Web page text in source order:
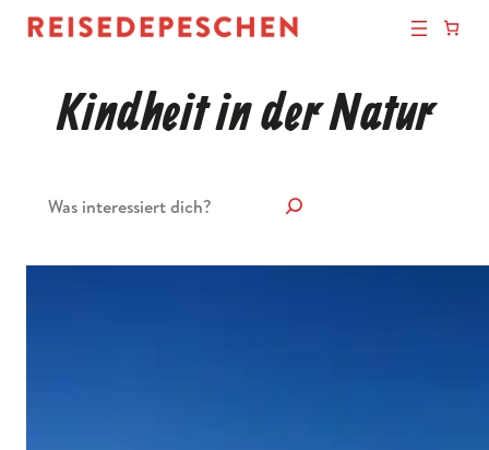
Kindheit in der Natur